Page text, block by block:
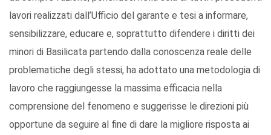
lavori realizzati dall’Ufficio del garante e tesi a informare,
sensibilizzare, educare e, soprattutto difendere i diritti dei
minori di Basilicata partendo dalla conoscenza reale delle
problematiche degli stessi, ha adottato una metodologia di
lavoro che raggiungesse la massima efficacia nella
comprensione del fenomeno e suggerisse le direzioni più
opportune da seguire al fine di dare la migliore risposta ai